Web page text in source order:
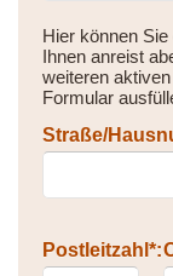
Hier können
Ihnen anreist
weiteren
Formular
Straße/
Postleitzahl*: